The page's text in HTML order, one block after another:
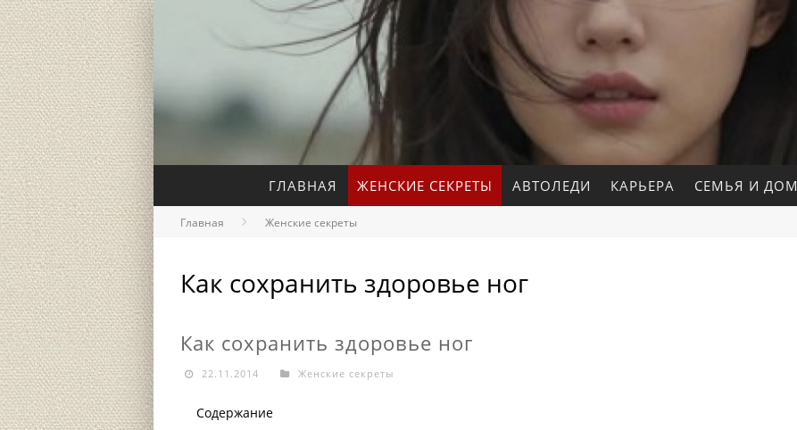
ГЛАВНАЯ ЖЕНСКИЕ СЕКРЕТЫ АВТОЛЕДИ КАРЬЕРА СЕМЬЯ И ДОМ
Главная Женские секреты
Как сохранить здоровье ног
Как сохранить здоровье ног
22.11.2014 Женские секреты
Содержание